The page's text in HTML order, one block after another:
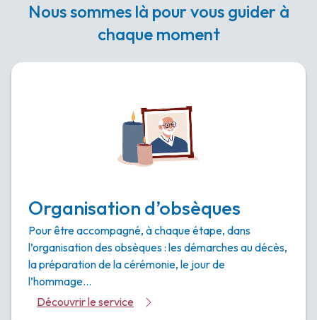
Nous sommes là pour vous guider à
chaque moment
Organisation d’obsèques
Pour être accompagné, à chaque étape, dans
l’organisation des obsèques : les démarches au décès,
la préparation de la cérémonie, le jour de
l’hommage…
Découvrir le service